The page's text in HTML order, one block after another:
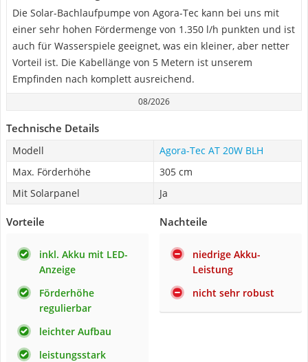
Die Solar-Bachlaufpumpe von Agora-Tec kann bei uns mit
einer sehr hohen Fördermenge von 1.350 l/h punkten und ist
auch für Wasserspiele geeignet, was ein kleiner, aber netter
Vorteil ist. Die Kabellänge von 5 Metern ist unserem
Empfinden nach komplett ausreichend.
08/2026
Technische Details
Modell
Agora-Tec AT 20W BLH
Max. Förderhöhe
305 cm
Mit Solarpanel
Ja
Vorteile
inkl. Akku mit LED-
Anzeige
Förderhöhe
regulierbar
leichter Aufbau
leistungsstark
Nachteile
niedrige Akku-
Leistung
nicht sehr robust